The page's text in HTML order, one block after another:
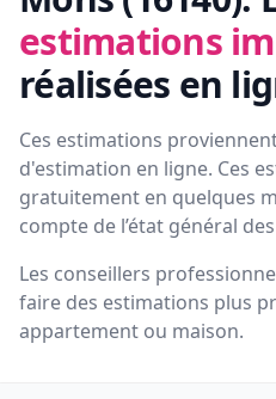
estimations
réalisées en
Ces estimations
d'estimation en ligne. Ces
gratuitement en quelques
compte de l’état général
Les conseillers
faire des estimations plus
appartement ou maison.